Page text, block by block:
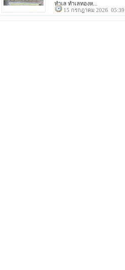
ทำเล ทำเลทองห...
15 กรกฎาคม 2026 05:39